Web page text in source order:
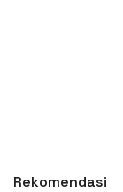
Rekomendasi